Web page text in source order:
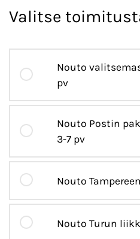
Valitse
Nouto
pv
Nouto Postin
3-7 pv
Nouto
Nouto Turun